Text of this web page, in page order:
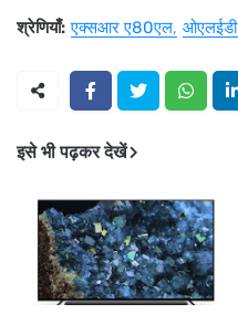
श्रेणियाँ: एक्सआर ए80एल ओएलईडी
इसे भी पढ़कर देखें